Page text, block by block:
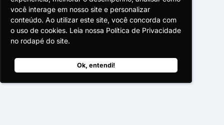
você interage em nosso site e personalizar
conteúdo. Ao utilizar este site, você concorda com
o uso de cookies. Leia nossa Política de Privacidade
no rodapé do site.
Ok, entendi!
você interage em nosso site e personalizar
conteúdo. Ao utilizar este site, você concorda com
o uso de cookies. Leia nossa Política de Privacidade
no rodapé do site.
Ok, entendi!
você interage em nosso site e personalizar
conteúdo. Ao utilizar este site, você concorda com
o uso de cookies. Leia nossa Política de Privacidade
no rodapé do site.
Ok, entendi!
Portuguese Portugal